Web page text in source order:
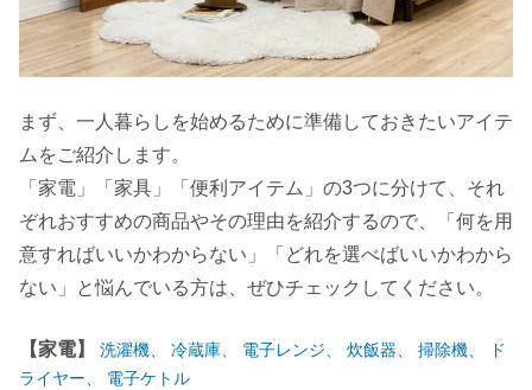
まず、一人暮らしを始めるために準備しておきたいアイテ
ムをご紹介します。
「家電」「家具」「便利アイテム」の3つに分けて、それ
ぞれおすすめの商品やその理由を紹介するので、「何を用
意すればいいかわからない」「どれを選べばいいかわから
ない」と悩んでいる方は、ぜひチェックしてください。
【家電】 洗濯機、 冷蔵庫、 電子レンジ、 炊飯器、 掃除機、
ド
ライヤー、
電子ケトル